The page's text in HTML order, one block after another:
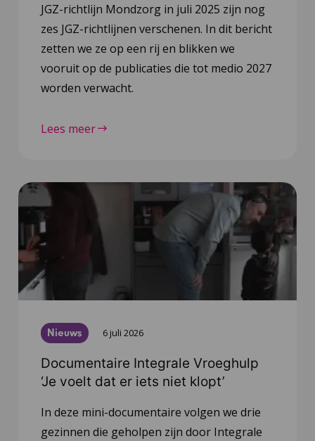
JGZ-richtlijn Mondzorg in juli 2025 zijn nog
zes JGZ-richtlijnen verschenen. In dit bericht
zetten we ze op een rij en blikken we
vooruit op de publicaties die tot medio 2027
worden verwacht.
Lees meer
Nieuws 6 juli 2026
Documentaire Integrale Vroeghulp
‘Je voelt dat er iets niet klopt’
In deze mini-documentaire volgen we drie
gezinnen die geholpen zijn door Integrale